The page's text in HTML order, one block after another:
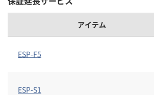
アイテム
ESP-F5
ESP-S1